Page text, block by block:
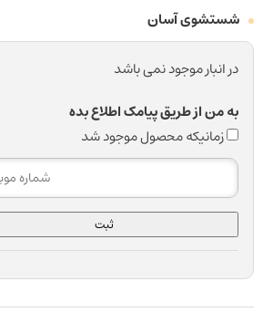
شستشوی آسان
در انبار موجود نمی باشد
به من از طریق پیامک اطلاع بده
زمانیکه محصول موجود شد
ثبت